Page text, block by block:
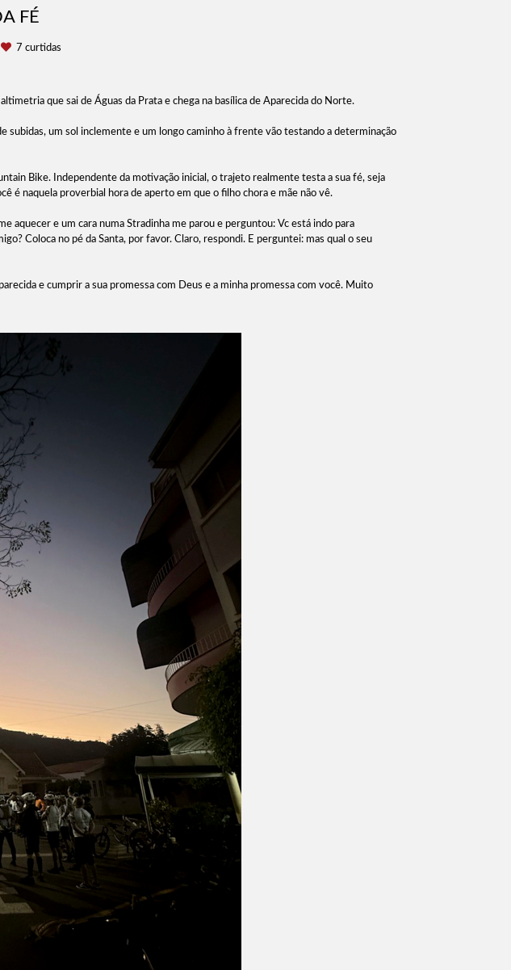
FÉ
7 curtidas
que sai de Águas da Prata e chega na basílica de Aparecida do Norte.
subidas, um sol inclemente e um longo caminho à frente vão testando a determinação
Bike. Independente da motivação inicial, o trajeto realmente testa a sua fé, seja
é naquela proverbial hora de aperto em que o filho chora e mãe não vê.
aquecer e um cara numa Stradinha me parou e perguntou: Vc está indo para
Coloca no pé da Santa, por favor. Claro, respondi. E perguntei: mas qual o seu
e cumprir a sua promessa com Deus e a minha promessa com você. Muito